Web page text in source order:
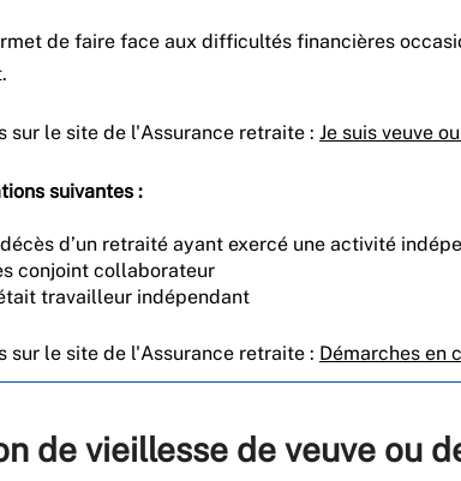
de faire face aux difficultés financières
sur le site de l'Assurance retraite : Je suis veuve
suivantes :
d’un retraité ayant exercé une activité
conjoint collaborateur
travailleur indépendant
sur le site de l'Assurance retraite : Démarches en
de vieillesse de veuve ou